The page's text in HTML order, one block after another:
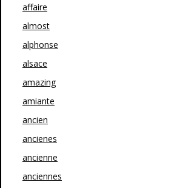
affaire
almost
alphonse
alsace
amazing
amiante
ancien
ancienes
ancienne
anciennes